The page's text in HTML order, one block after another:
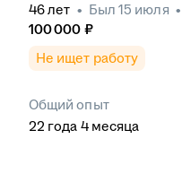
46лет • Был 15 июля •
100 000 ₽
Не ищет работу
Общий опыт
22 года 4 месяца